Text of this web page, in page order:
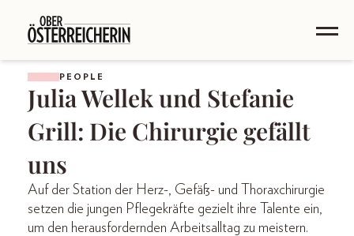
PEOPLE
Julia Wellek und Stefanie
Grill: Die Chirurgie gefällt
uns
Auf der Station der Herz-, Gefäß- und Thoraxchirurgie
setzen die jungen Pflegekräfte gezielt ihre Talente ein,
um den herausfordernden Arbeitsalltag zu meistern.